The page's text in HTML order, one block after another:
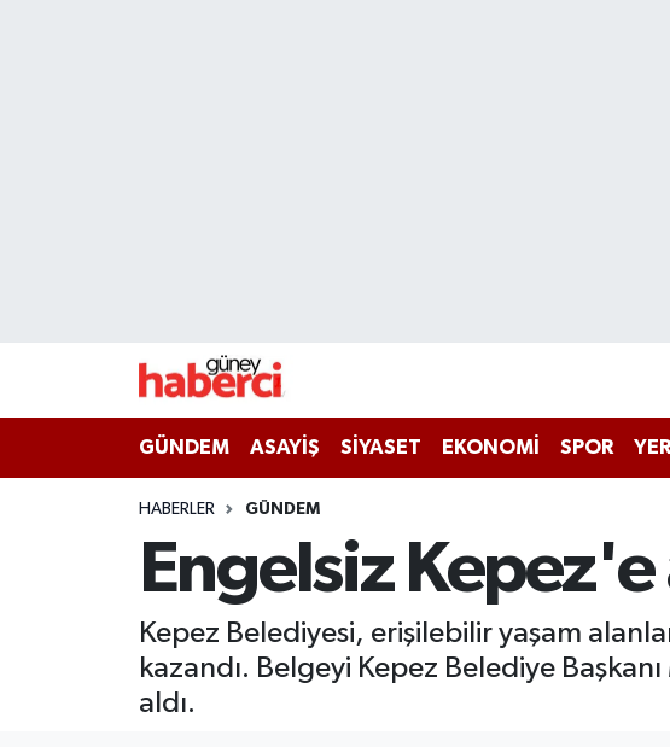
GÜNDEM ASAYİŞ SİYASET EKONOMİ SPOR
HABERLER GÜNDEM
Engelsiz
Kepez Belediyesi, erişilebilir yaşam
kazandı. Belgeyi Kepez Belediye
aldı.
Haber Arşivi